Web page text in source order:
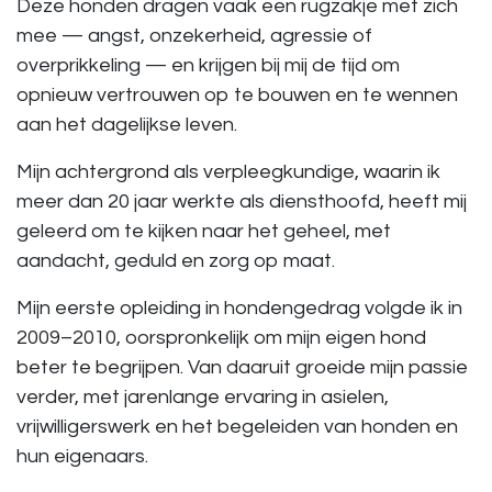
Deze honden dragen vaak een rugzakje met zich
mee — angst, onzekerheid, agressie of
overprikkeling — en krijgen bij mij de tijd om
opnieuw vertrouwen op te bouwen en te wennen
aan het dagelijkse leven.
Mijn achtergrond als verpleegkundige, waarin ik
meer dan 20 jaar werkte als diensthoofd, heeft mij
geleerd om te kijken naar het geheel, met
aandacht, geduld en zorg op maat.
Mijn eerste opleiding in hondengedrag volgde ik in
2009–2010, oorspronkelijk om mijn eigen hond
beter te begrijpen. Van daaruit groeide mijn passie
verder, met jarenlange ervaring in asielen,
vrijwilligerswerk en het begeleiden van honden en
hun eigenaars.